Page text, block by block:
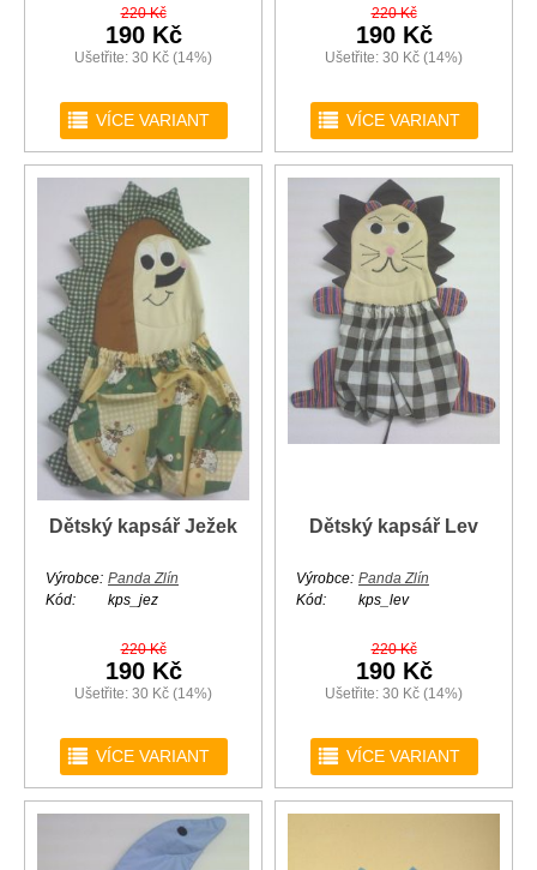
220 Kč
190 Kč
Ušetřite: 30 Kč (14%)
r VÍCE VARIANT
220 Kč
190 Kč
Ušetřite: 30 Kč (14%)
r VÍCE VARIANT
Dětský kapsář Ježek
Výrobce: Panda Zlín
Kód:
kps_jez
220 Kč
190 Kč
Ušetřite: 30 Kč (14%)
r VÍCE VARIANT
Dětský kapsář Lev
Výrobce: Panda Zlín
Kód:
kps_lev
220 Kč
190 Kč
Ušetřite: 30 Kč (14%)
r VÍCE VARIANT